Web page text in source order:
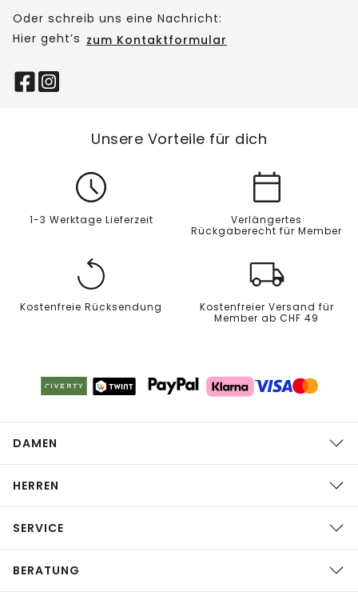
Oder schreib uns eine Nachricht:
Hier geht’s zum Kontaktformular
Unsere Vorteile für dich
1-3 Werktage Lieferzeit
Verlängertes
Rückgaberecht für Member
Kostenfreie Rücksendung
Kostenfreier Versand für
Member ab CHF 49
DAMEN
HERREN
SERVICE
BERATUNG